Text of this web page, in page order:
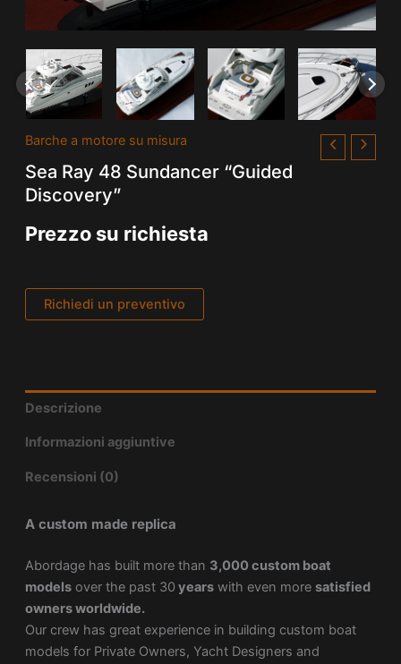
Barche a motore su misura
Sea Ray 48 Sundancer “Guided
Discovery”
Prezzo su richiesta
Richiedi un preventivo
Descrizione
Informazioni aggiuntive
Recensioni (0)
A custom made replica
Abordage has built more than 3,000 custom boat
modelsover the past 30 yearswith even more satisfied
owners worldwide.
Our crew has great experience in building custom boat
models for Private Owners, Yacht Designers and